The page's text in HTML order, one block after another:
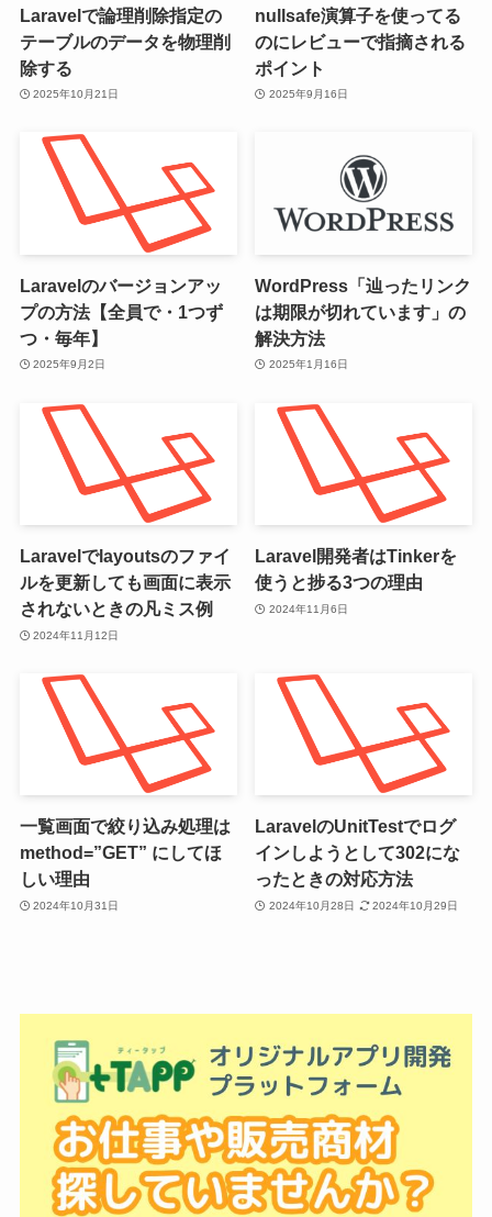
Laravelで論理削除指定の
テーブルのデータを物理削
除する
2025年10月21日
nullsafe演算子を使ってる
のにレビューで指摘される
ポイント
2025年9月16日
Laravelのバージョンアッ
プの方法【全員で・1つず
つ・毎年】
2025年9月2日
WordPress「辿ったリンク
は期限が切れています」の
解決方法
2025年1月16日
Laravelでlayoutsのファイ
ルを更新しても画面に表示
されないときの凡ミス例
2024年11月12日
Laravel開発者はTinkerを
使うと捗る3つの理由
2024年11月6日
一覧画面で絞り込み処理は
method=”GET” にしてほ
しい理由
2024年10月31日
LaravelのUnitTestでログ
インしようとして302にな
ったときの対応方法
2024年10月28日 2024年10月29日